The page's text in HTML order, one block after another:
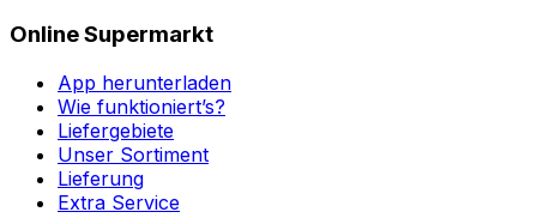
Online Supermarkt
App herunterladen
Wie funktioniert’s?
Liefergebiete
Unser Sortiment
Lieferung
Extra Service